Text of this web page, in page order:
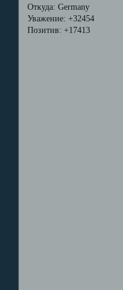
Откуда: Germany
Уважение: +32454
Позитив: +17413